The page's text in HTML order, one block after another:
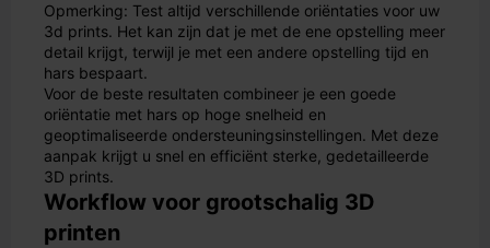
Opmerking: Test altijd verschillende oriëntaties voor uw
3d prints. Het kan zijn dat je met de ene opstelling meer
detail krijgt, terwijl je met een andere opstelling tijd en
hars bespaart.
Voor de beste resultaten combineer je een goede
oriëntatie met hars op hoge snelheid en
geoptimaliseerde ondersteuningsinstellingen. Met deze
aanpak krijgt u snel en efficiënt sterke, gedetailleerde
3D prints.
Workflow voor grootschalig 3D
printen